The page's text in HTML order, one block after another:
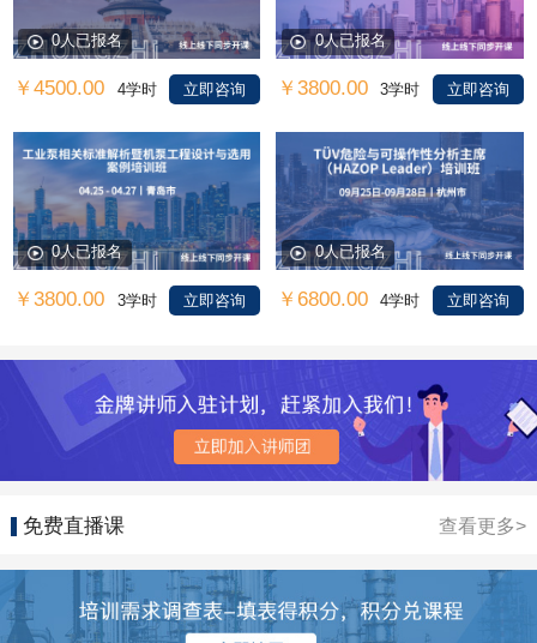
0人已报名
￥4500.00 4学时 立即咨询
0人已报名
￥3800.00 3学时 立即咨询
0人已报名
￥3800.00 3学时 立即咨询
0人已报名
￥6800.00 4学时 立即咨询
免费直播课 查看更多>